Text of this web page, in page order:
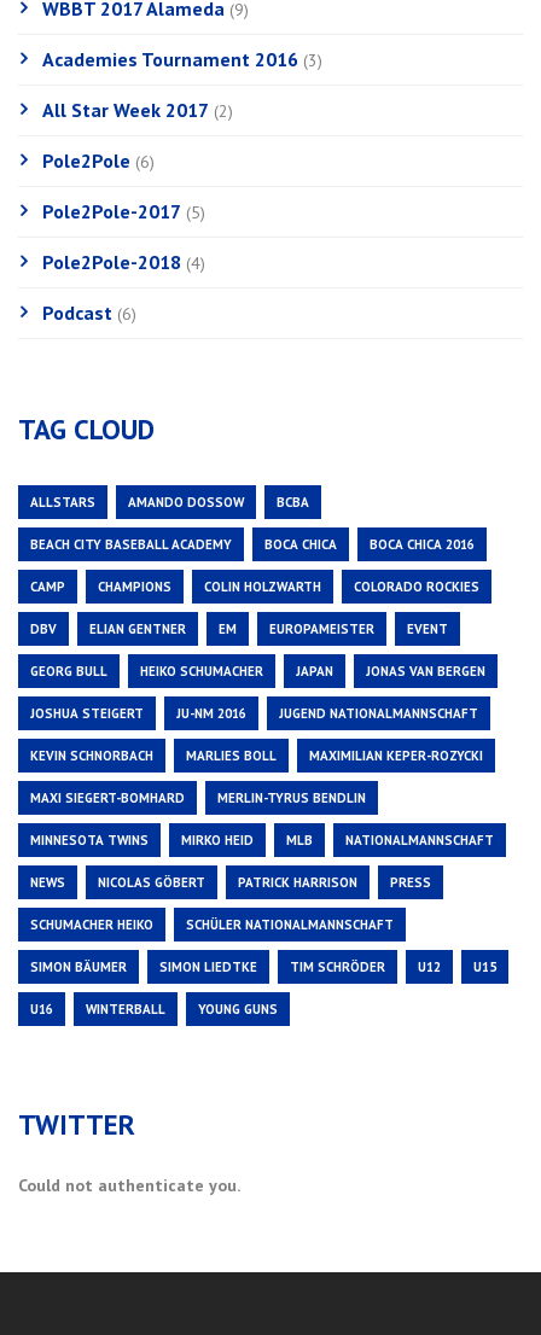
WBBT 2017 Alameda (9)
Academies Tournament 2016 (3)
All Star Week 2017 (2)
Pole2Pole (6)
Pole2Pole-2017 (5)
Pole2Pole-2018 (4)
Podcast (6)
TAG CLOUD
ALLSTARS AMANDO DOSSOW BCBA
BEACH CITY BASEBALL ACADEMY BOCA CHICA BOCA CHICA 2016
CAMP CHAMPIONS COLIN HOLZWARTH COLORADO ROCKIES
DBV ELIAN GENTNER EM EUROPAMEISTER EVENT
GEORG BULL HEIKO SCHUMACHER JAPAN JONAS VAN BERGEN
JOSHUA STEIGERT JU-NM 2016 JUGEND NATIONALMANNSCHAFT
KEVIN SCHNORBACH MARLIES BOLL MAXIMILIAN KEPER-ROZYCKI
MAXI SIEGERT-BOMHARD MERLIN-TYRUS BENDLIN
MINNESOTA TWINS MIRKO HEID MLB NATIONALMANNSCHAFT
NEWS NICOLAS GÖBERT PATRICK HARRISON PRESS
SCHUMACHER HEIKO SCHÜLER NATIONALMANNSCHAFT
SIMON BÄUMER SIMON LIEDTKE TIM SCHRÖDER U12 U15
U16 WINTERBALL YOUNG GUNS
TWITTER
Could not authenticate you.